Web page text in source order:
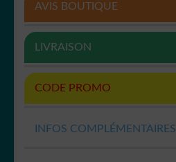
AVIS BOUTIQUE
LIVRAISON
CODE PROMO
INFOS COMPLÉMENTAIRES